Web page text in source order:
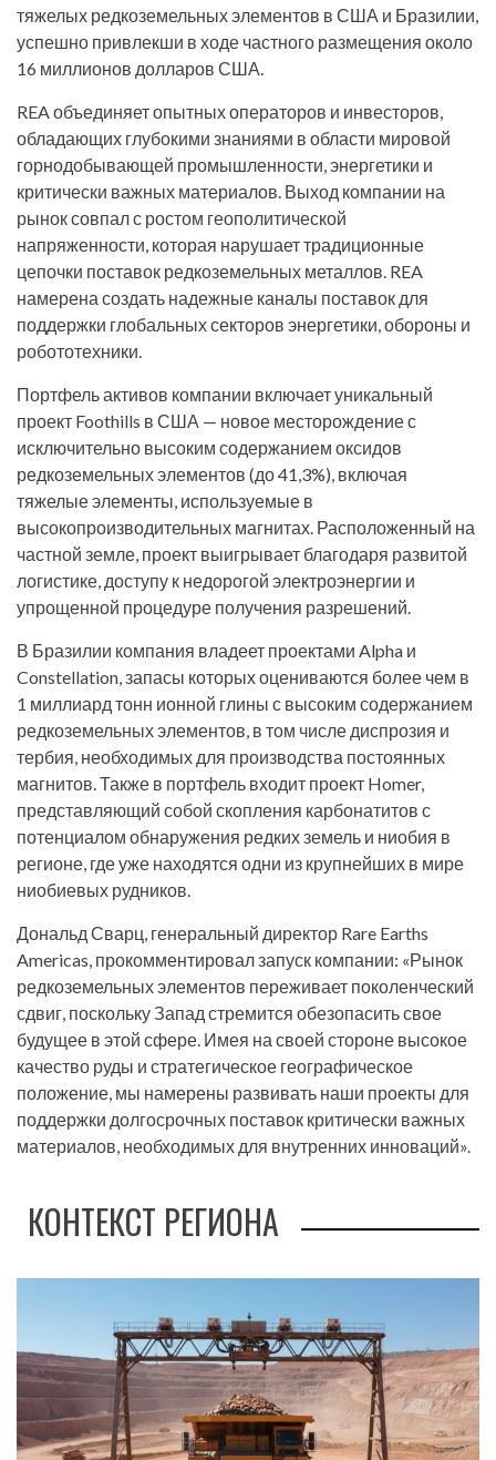
тяжелых редкоземельных элементов в США и Бразилии,
успешно привлекши в ходе частного размещения около
16 миллионов долларов США.
REA объединяет опытных операторов и инвесторов,
обладающих глубокими знаниями в области мировой
горнодобывающей промышленности, энергетики и
критически важных материалов. Выход компании на
рынок совпал с ростом геополитической
напряженности, которая нарушает традиционные
цепочки поставок редкоземельных металлов. REA
намерена создать надежные каналы поставок для
поддержки глобальных секторов энергетики, обороны и
робототехники.
Портфель активов компании включает уникальный
проект Foothills в США — новое месторождение с
исключительно высоким содержанием оксидов
редкоземельных элементов (до 41,3%), включая
тяжелые элементы, используемые в
высокопроизводительных магнитах. Расположенный на
частной земле, проект выигрывает благодаря развитой
логистике, доступу к недорогой электроэнергии и
упрощенной процедуре получения разрешений.
В Бразилии компания владеет проектами Alpha и
Constellation, запасы которых оцениваются более чем в
1 миллиард тонн ионной глины с высоким содержанием
редкоземельных элементов, в том числе диспрозия и
тербия, необходимых для производства постоянных
магнитов. Также в портфель входит проект Homer,
представляющий собой скопления карбонатитов с
потенциалом обнаружения редких земель и ниобия в
регионе, где уже находятся одни из крупнейших в мире
ниобиевых рудников.
Дональд Сварц, генеральный директор Rare Earths
Americas, прокомментировал запуск компании: «Рынок
редкоземельных элементов переживает поколенческий
сдвиг, поскольку Запад стремится обезопасить свое
будущее в этой сфере. Имея на своей стороне высокое
качество руды и стратегическое географическое
положение, мы намерены развивать наши проекты для
поддержки долгосрочных поставок критически важных
материалов, необходимых для внутренних инноваций».
КОНТЕКСТ РЕГИОНА